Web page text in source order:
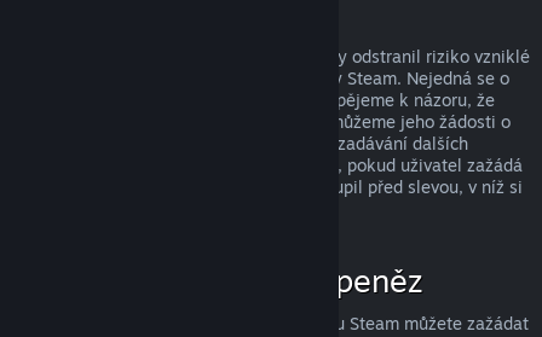
Systém vracení peněz byl navržen tak, aby odstranil riziko vzniklé
při nakupování produktů v obchodě služby Steam. Nejedná se o
způsob, jak získat hry zdarma! Pokud dospějeme k názoru, že
některý uživatel tento systém zneužívá, můžeme jeho žádosti o
vrácení peněz zamítnout a znemožnit mu zadávání dalších
žádostí. Za zneužití nepovažujeme případ, pokud uživatel zažádá
o vrácení peněz za produkt, který si zakoupil před slevou, v níž si
Jak zažádat o vrácení peněz
O vrácení peněz či jinou pomoc se službou Steam můžete zažádat